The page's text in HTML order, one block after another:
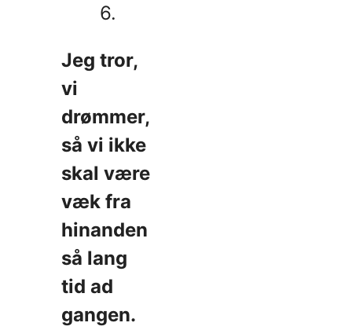
6.
Jeg tror,
vi
drømmer,
så vi ikke
skal være
væk fra
hinanden
så lang
tid ad
gangen.